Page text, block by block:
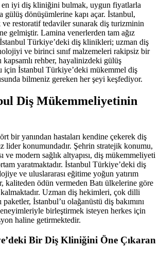
en iyi diş kliniğini bulmak, uygun fiyatlarla
gülüş dönüşümlerine kapı açar. İstanbul,
restoratif tedaviler sunarak diş turizminin
gelmiştir. Lamina venerlerden tam ağız
Türkiye’deki diş klinikleri; uzman diş
ve birinci sınıf malzemeleri rakipsiz bir
rehber, hayalinizdeki gülüş
için İstanbul Türkiye’deki mükemmel diş
bilmeniz gereken her şeyi keşfediyor.
Diş Mükemmeliyetinin
bir yanından hastaları kendine çekerek diş
lider konumundadır. Şehrin stratejik konumu,
ve modern sağlık altyapısı, diş mükemmeliyeti
yaratmaktadır. İstanbul Türkiye’deki diş
ve uluslararası eğitime yoğun yatırım
kaliteden ödün vermeden Batı ülkelerine göre
Uzman diş hekimleri, çok dilli
İstanbul’u olağanüstü diş bakımını
birleştirmek isteyen herkes için
haline getirmektedir.
Bir Diş Kliniğini Öne Çıkaran